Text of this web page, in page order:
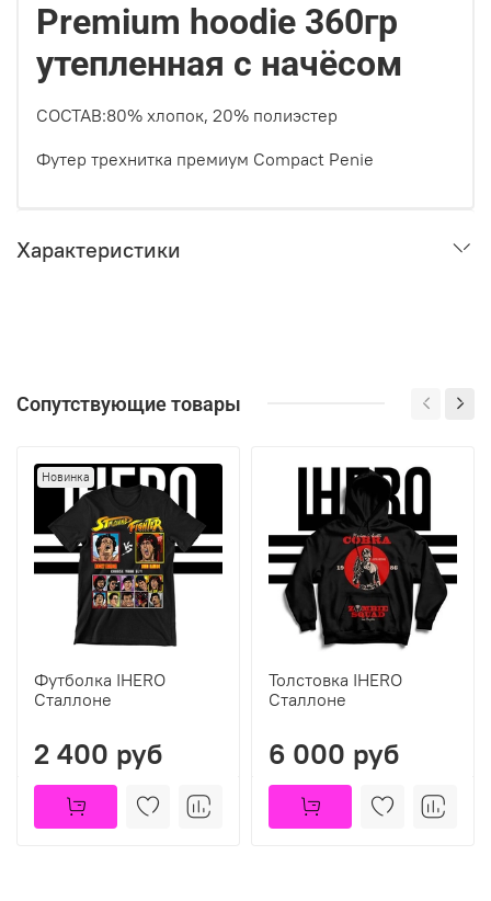
Premium hoodie 360гр
утепленная с начёсом
СОСТАВ:80% хлопок, 20% полиэстер
Футер трехнитка премиум Compact Penie
Характеристики
Сопутствующие товары
Новинка
Футболка IHERO
Сталлоне
2 400 руб
Толстовка IHERO
Сталлоне
6 000 руб